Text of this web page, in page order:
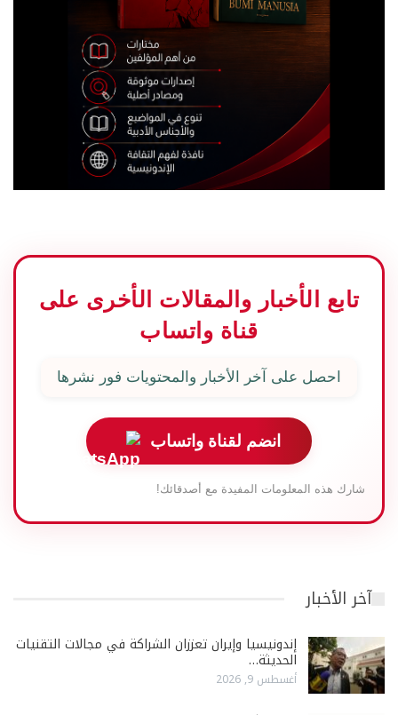
تابع الأخبار والمقالات الأخرى على
قناة واتساب
احصل على آخر الأخبار والمحتويات فور نشرها
انضم لقناة واتساب
شارك هذه المعلومات المفيدة مع أصدقائك!
آخر الأخبار
إندونيسيا وإيران تعززان الشراكة في مجالات التقنيات
الحديثة…
أغسطس 9, 2026